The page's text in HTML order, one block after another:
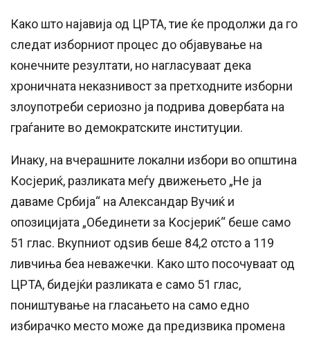
Како што најавија од ЦРТА, тие ќе продолжи да го
следат изборниот процес до објавување на
конечните резултати, но нагласуваат дека
хроничната неказнивост за претходните изборни
злоупотреби сериозно ја подрива довербата на
граѓаните во демократските институции.
Инаку, на вчерашните локални избори во општина
Косјериќ, разликата меѓу движењето „Не ја
даваме Србија“ на Александар Вучиќ и
опозицијата „Обединети за Косјериќ“ беше само
51 глас. Вкупниот одѕив беше 84,2 отсто а 119
ливчиња беа неважечки. Како што посочуваат од
ЦРТА, бидејќи разликата е само 51 глас,
поништување на гласањето на само едно
избирачко место може да предизвика промена